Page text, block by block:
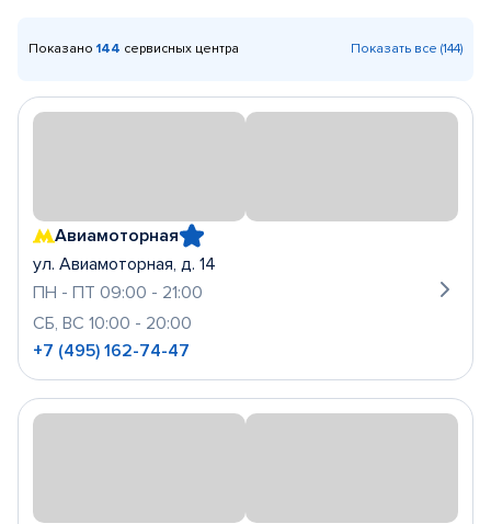
Показано 144 сервисных центра Показать все (144)
Авиамоторная
ул. Авиамоторная, д. 14
ПН - ПТ 09:00 - 21:00
СБ, ВС 10:00 - 20:00
+7 (495) 162-74-47